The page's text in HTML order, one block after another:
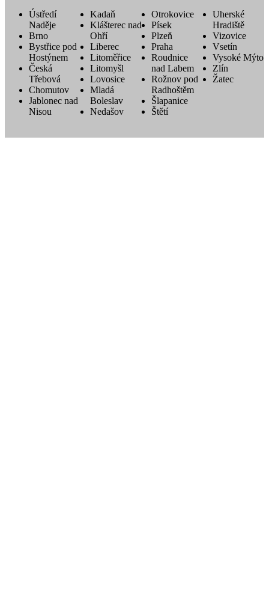
Ústředí
Naděje
Brno
Bystřice pod
Hostýnem
Česká
Třebová
Chomutov
Jablonec nad
Nisou
Kadaň
Klášterec nad
Ohří
Liberec
Litoměřice
Litomyšl
Lovosice
Mladá
Boleslav
Nedašov
Otrokovice
Písek
Plzeň
Praha
Roudnice
nad Labem
Rožnov pod
Radhoštěm
Šlapanice
Štětí
Uherské
Hradiště
Vizovice
Vsetín
Vysoké Mýto
Zlín
Žatec